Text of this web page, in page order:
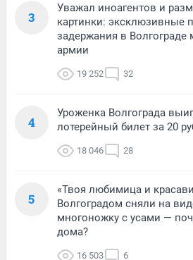
3
Уважал иноагентов и
картинки: эксклюзивные
задержания в
армии
19 252 32
4
Уроженка Волгограда
лотерейный билет за 20
18 046 28
5
«Твоя любимица и
Волгоградом сняли на
многоножку с усами —
дома?
16 503 6